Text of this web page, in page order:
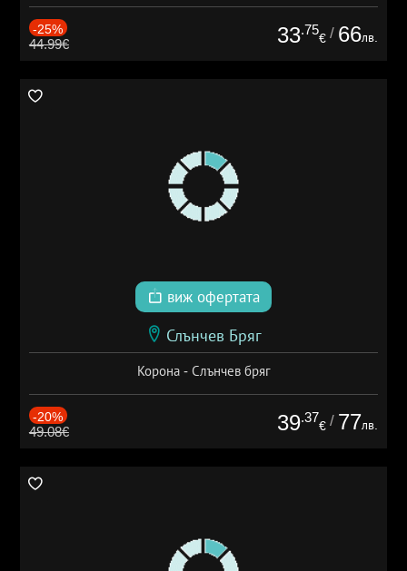
-25%
44.99€ 33.75
€ / 66лв.
виж офертата
Слънчев Бряг
Корона - Слънчев бряг
-20%
49.08€ 39.37
€ / 77лв.